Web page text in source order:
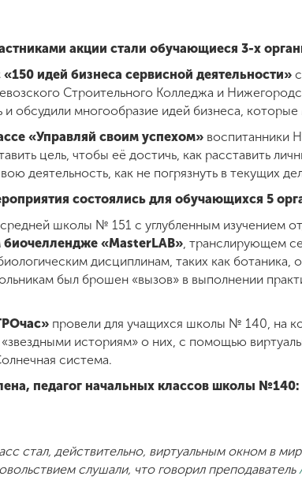
акции стали обучающиеся 3-х
идей бизнеса сервисной деятельности»
Строительного Колледжа и
и обсудили многообразие идей бизнеса,
«Управляй своим успехом» воспитанники
цель, чтобы её достичь, как расставить
деятельность, как не погрязнуть в текущих
состоялись для обучающихся 5
школы № 151 с углубленным изучением
биочеллендже «MasterLAB», транслирующем
дисциплинам, таких как ботаника,
был брошен «вызов» в выполнении
провели для учащихся школы № 140, на
историям» о них, с помощью
система.
педагог начальных классов школы №140:
стал, действительно, виртуальным окном в
слушали, что говорил преподаватель